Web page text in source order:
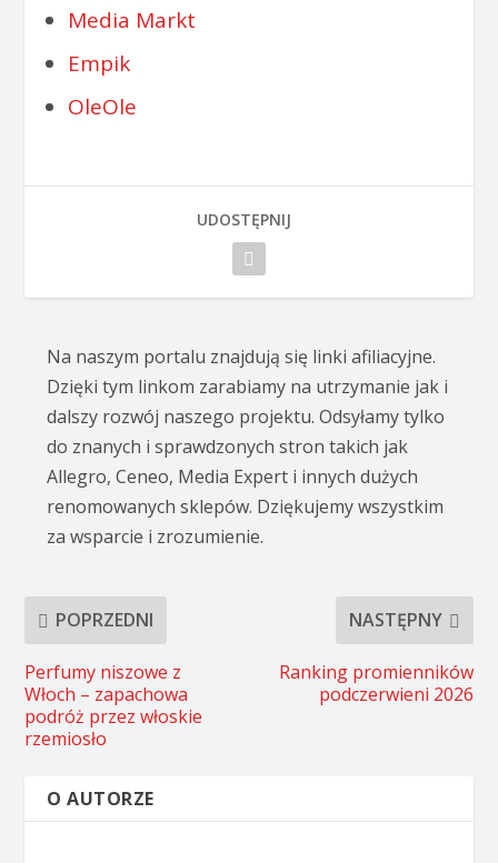
Media Markt
Empik
OleOle
UDOSTĘPNIJ
Na naszym portalu znajdują się linki afiliacyjne.
Dzięki tym linkom zarabiamy na utrzymanie jak i
dalszy rozwój naszego projektu. Odsyłamy tylko
do znanych i sprawdzonych stron takich jak
Allegro, Ceneo, Media Expert i innych dużych
renomowanych sklepów. Dziękujemy wszystkim
za wsparcie i zrozumienie.
POPRZEDNI
Perfumy niszowe z
Włoch – zapachowa
podróż przez włoskie
rzemiosło
NASTĘPNY
Ranking promienników
podczerwieni 2026
O AUTORZE